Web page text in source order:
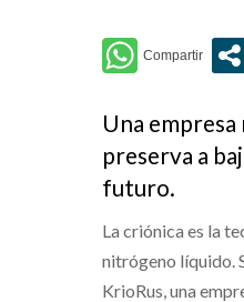
Una empresa
preserva a
futuro.
La criónica es la
nitrógeno líquido.
KrioRus, una